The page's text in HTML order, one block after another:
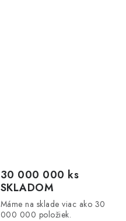
30 000 000 ks
SKLADOM
Máme na sklade viac ako 30
000 000 položiek.